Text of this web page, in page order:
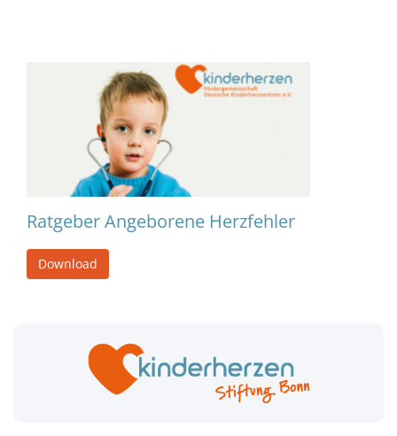
Ratgeber Angeborene Herzfehler
Download